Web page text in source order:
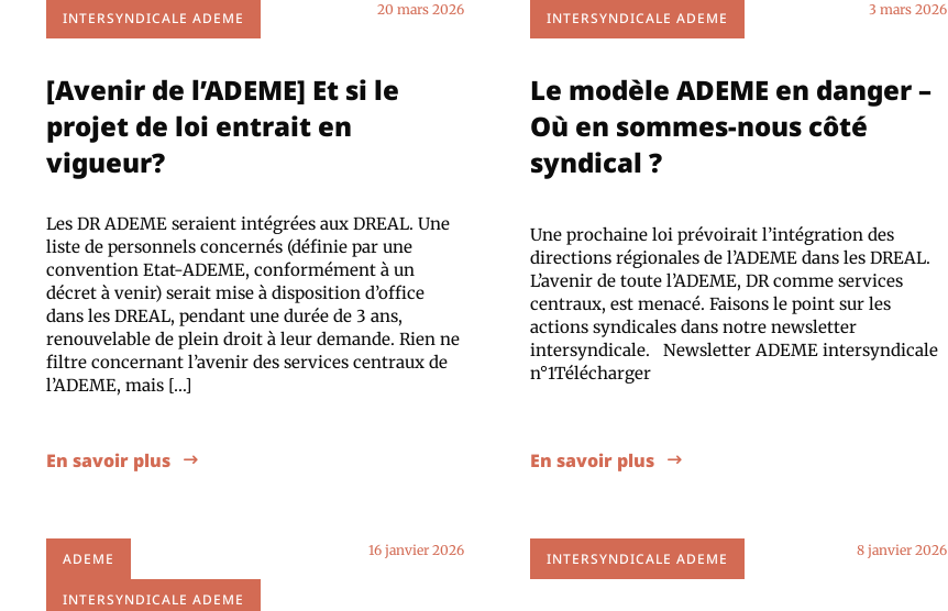
INTERSYNDICALE ADEME 20 mars 2026
[Avenir de l’ADEME] Et si le
projet de loi entrait en
vigueur?
Les DR ADEME seraient intégrées aux DREAL. Une
liste de personnels concernés (définie par une
convention Etat-ADEME, conformément à un
décret à venir) serait mise à disposition d’office
dans les DREAL, pendant une durée de 3 ans,
renouvelable de plein droit à leur demande. Rien ne
filtre concernant l’avenir des services centraux de
l’ADEME, mais […]
En savoir plus
INTERSYNDICALE ADEME 3 mars 2026
Le modèle ADEME en danger –
Où en sommes-nous côté
syndical ?
Une prochaine loi prévoirait l’intégration des
directions régionales de l’ADEME dans les DREAL.
L’avenir de toute l’ADEME, DR comme services
centraux, est menacé. Faisons le point sur les
actions syndicales dans notre newsletter
intersyndicale. Newsletter ADEME intersyndicale
n°1Télécharger
En savoir plus
ADEME
INTERSYNDICALE ADEME
16 janvier 2026 INTERSYNDICALE ADEME 8 janvier 2026